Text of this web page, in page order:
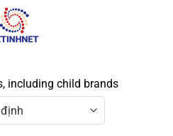
including child brands